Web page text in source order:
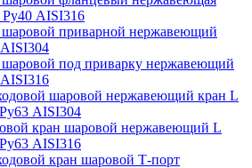
Ру40 AISI316
приварной нержавеющий
под приварку нержавеющий
шаровой нержавеющий кран L
AISI304
кран шаровой нержавеющий L
AISI316
кран шаровой Т-порт